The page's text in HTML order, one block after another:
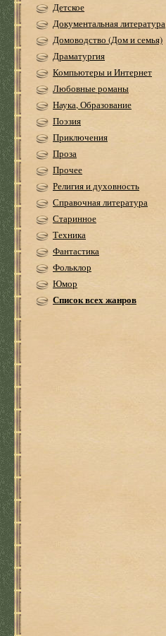
Детское
Документальная литература
Домоводство (Дом и семья)
Драматургия
Компьютеры и Интернет
Любовные романы
Наука, Образование
Поэзия
Приключения
Проза
Прочее
Религия и духовность
Справочная литература
Старинное
Техника
Фантастика
Фольклор
Юмор
Список всех жанров